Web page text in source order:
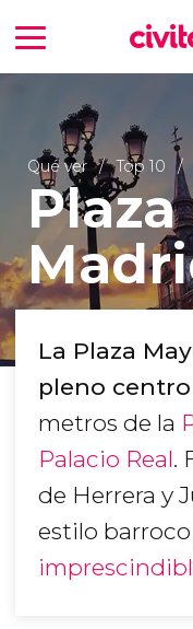
Qué ver Top 10
La Plaza
pleno
metros de la
Palacio Real.
de Herrera y
estilo barroco